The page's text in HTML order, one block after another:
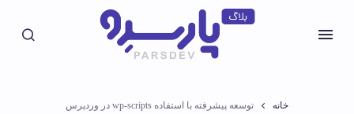
خانه توسعه پیشرفته با استفاده wp-scripts در وردپرس